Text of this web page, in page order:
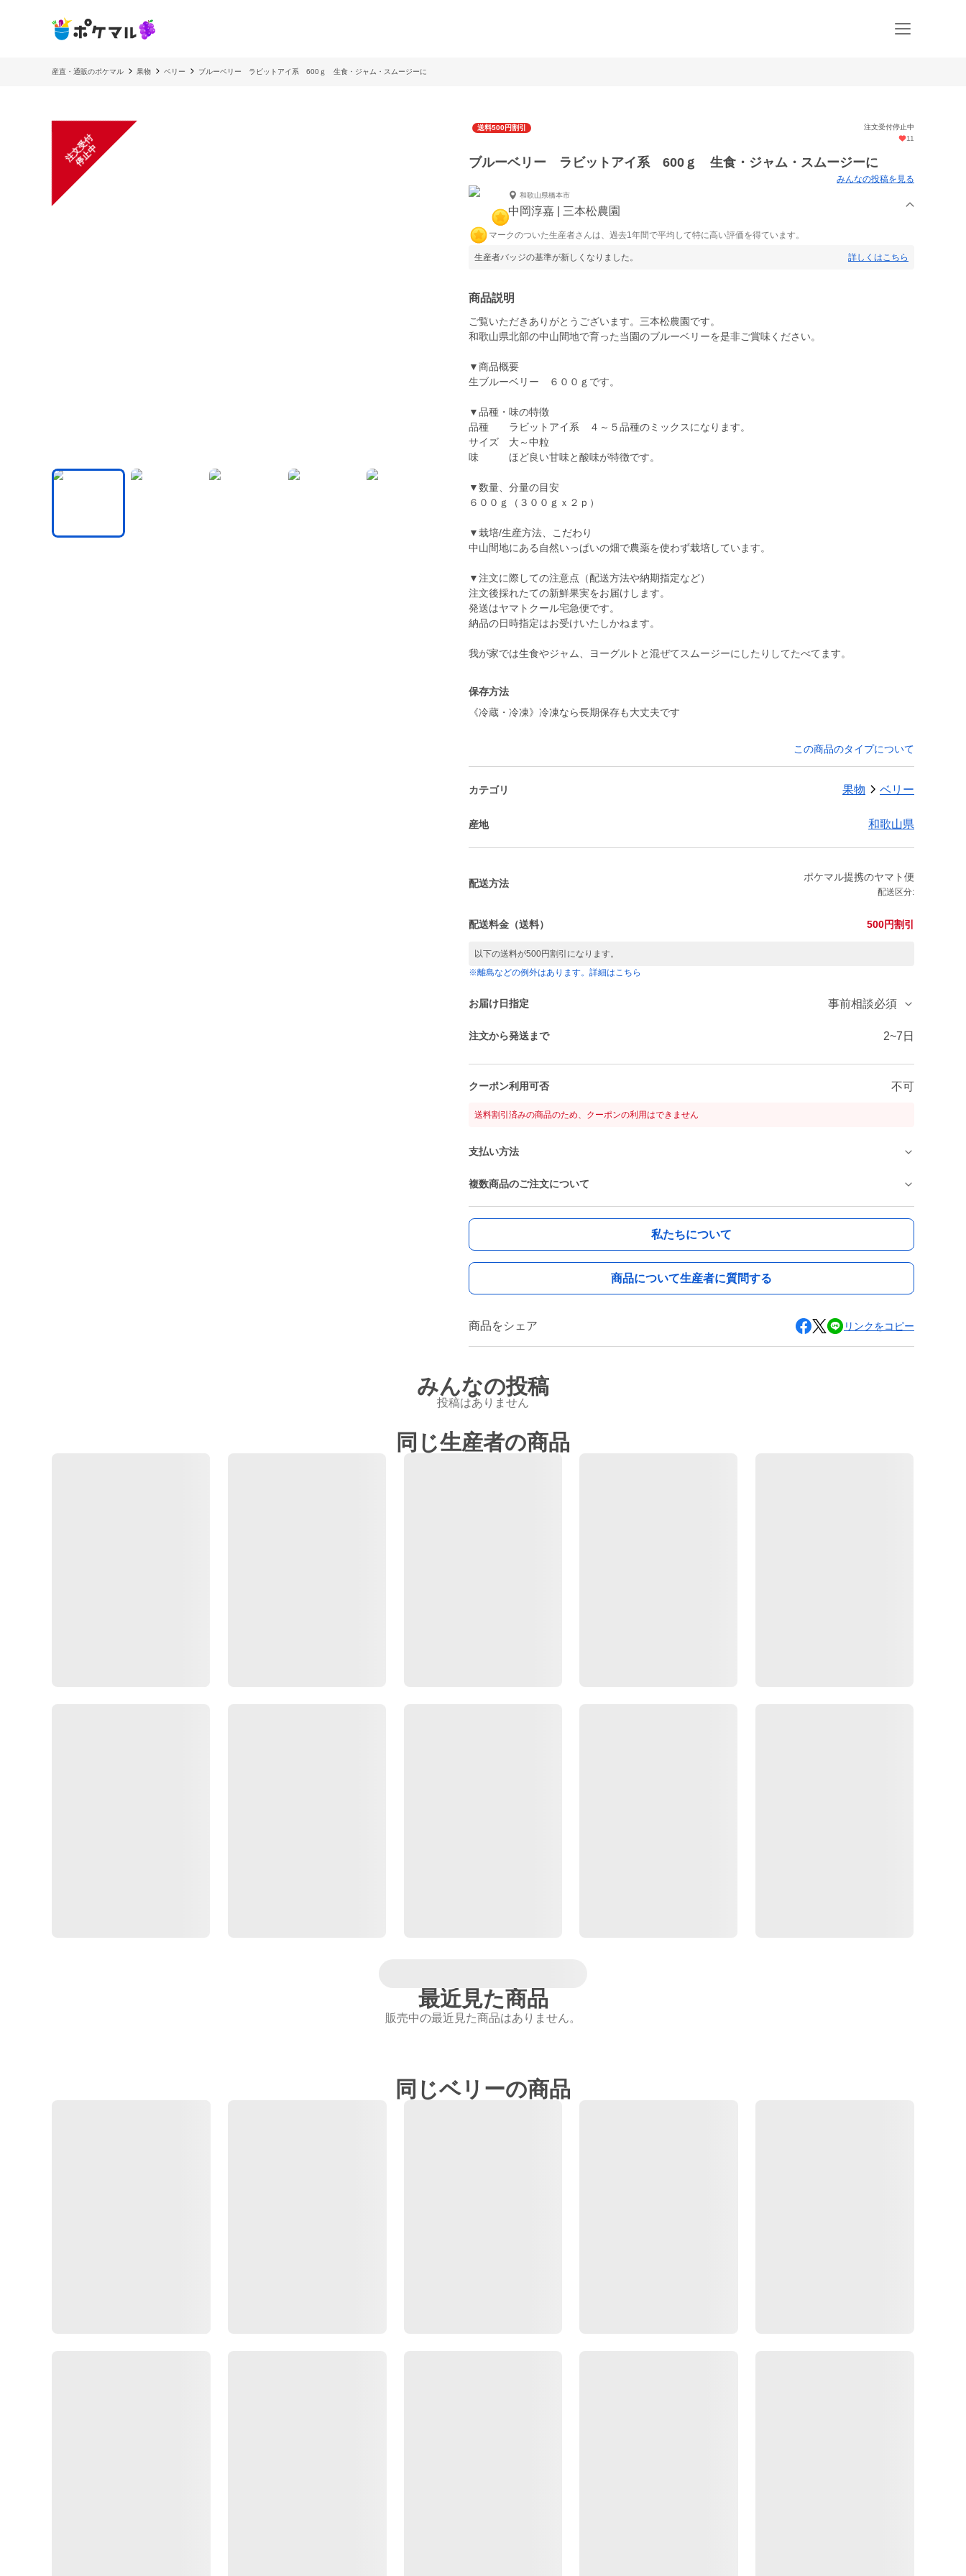
産直・通販のポケマル 果物 ベリー ブルーベリー ラビットアイ系 600ｇ 生食・ジャム・スムージーに
注
文
受
付
停
止
中
送料500円割引
注文受付停止中
11
ブルーベリー ラビットアイ系 600ｇ 生食・ジャム・スムージーに
みんなの投稿を見る
和歌山県橋本市
中岡淳嘉 | 三本松農園
マークのついた生産者さんは、過去1年間で平均して特に高い評価を得ています。
生産者バッジの基準が新しくなりました。 詳しくはこちら
商品説明
ご覧いただきありがとうございます。三本松農園です。
和歌山県北部の中山間地で育った当園のブルーベリーを是非ご賞味ください。
▼商品概要
生ブルーベリー ６００ｇです。
▼品種・味の特徴
品種 ラビットアイ系 ４～５品種のミックスになります。
サイズ 大～中粒
味 ほど良い甘味と酸味が特徴です。
▼数量、分量の目安
６００ｇ（３００ｇｘ２ｐ）
▼栽培/生産方法、こだわり
中山間地にある自然いっぱいの畑で農薬を使わず栽培しています。
▼注文に際しての注意点（配送方法や納期指定など）
注文後採れたての新鮮果実をお届けします。
発送はヤマトクール宅急便です。
納品の日時指定はお受けいたしかねます。
我が家では生食やジャム、ヨーグルトと混ぜてスムージーにしたりしてたべてます。
保存方法
《冷蔵・冷凍》冷凍なら長期保存も大丈夫です
この商品のタイプについて
カテゴリ 果物 ベリー
産地 和歌山県
配送方法
ポケマル提携のヤマト便
配送区分:
配送料金（送料） 500円割引
以下の送料が500円割引になります。
※離島などの例外はあります。詳細はこちら
お届け日指定 事前相談必須
注文から発送まで 2~7日
クーポン利用可否 不可
送料割引済みの商品のため、クーポンの利用はできません
支払い方法
複数商品のご注文について
私たちについて
商品について生産者に質問する
商品をシェア リンクをコピー
みんなの投稿
投稿はありません
同じ生産者の商品
最近見た商品
販売中の最近見た商品はありません。
同じベリーの商品